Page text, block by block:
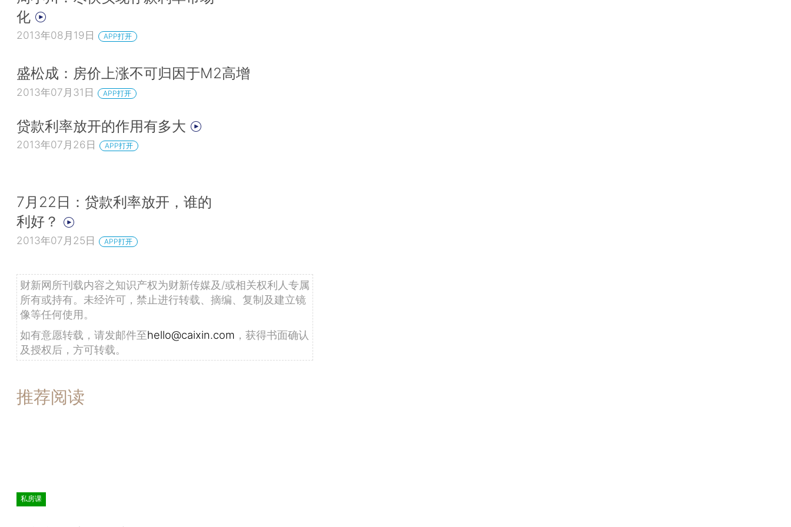
化
2013年08月19日 APP打开
盛松成：房价上涨不可归因于M2高增
2013年07月31日 APP打开
贷款利率放开的作用有多大
2013年07月26日 APP打开
7月22日：贷款利率放开，谁的
利好？
2013年07月25日 APP打开
财新网所刊载内容之知识产权为财新传媒及/或相关权利人专属
所有或持有。未经许可，禁止进行转载、摘编、复制及建立镜
像等任何使用。
如有意愿转载，请发邮件至hello@caixin.com ，获得书面确认
及授权后，方可转载。
推荐阅读
私房课